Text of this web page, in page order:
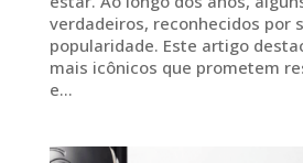
verdadeiros, reconhecidos por
popularidade. Este artigo
mais icônicos que prometem
e...